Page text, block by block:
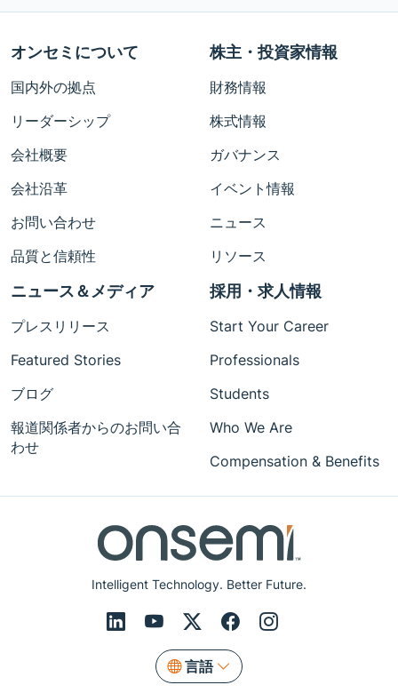
Intelligent Technology. Better Future.
言語
オンセミについて
国内外の拠点
リーダーシップ
会社概要
会社沿革
お問い合わせ
品質と信頼性
株主・投資家情報
財務情報
株式情報
ガバナンス
イベント情報
ニュース
リソース
ニュース＆メディア
プレスリリース
Featured Stories
ブログ
報道関係者からのお問い合
わせ
採用・求人情報
Start Your Career
Professionals
Students
Who We Are
Compensation & Benefits